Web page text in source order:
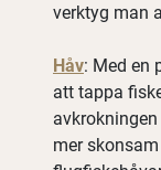
verktyg man
Håv: Med en
att tappa
mer